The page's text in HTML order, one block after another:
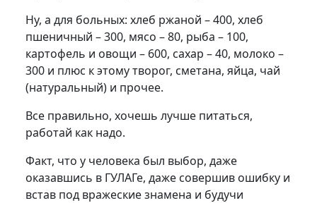
Ну, а для больных: хлеб ржаной – 400, хлеб
пшеничный – 300, мясо – 80, рыба – 100,
картофель и овощи – 600, сахар – 40, молоко –
300 и плюс к этому творог, сметана, яйца, чай
(натуральный) и прочее.
Все правильно, хочешь лучше питаться,
работай как надо.
Факт, что у человека был выбор, даже
оказавшись в ГУЛАГе, даже совершив ошибку и
встав под вражеские знамена и будучи